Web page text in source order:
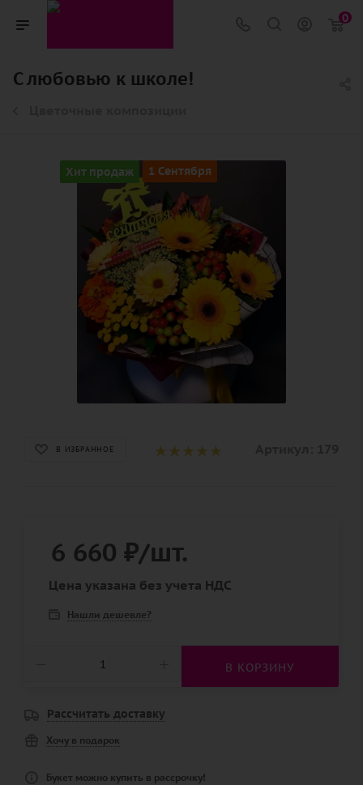
0
С любовью к школе!
Хит продаж 1 Сентября
В ИЗБРАННОЕ
6 660 ₽/шт.
Цена указана без учета НДС
Нашли дешевле?
В КОРЗИНУ
Рассчитать доставку
Хочу в подарок
Букет можно купить в рассрочку!